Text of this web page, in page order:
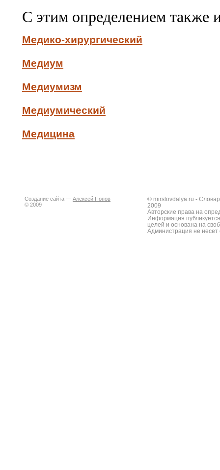
С этим определением также
Медико-хирургический
Медиум
Медиумизм
Медиумический
Медицина
Создание сайта — Алексей Попов
© 2009
© mirslovdalya.ru -
2009
Авторские права на
Информация
целей и основана на
Администрация не несет